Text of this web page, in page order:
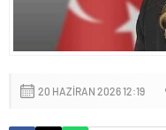
Sığacık’tan güçlü
Maltepe’de
20 HAZIRAN 2026 12:19